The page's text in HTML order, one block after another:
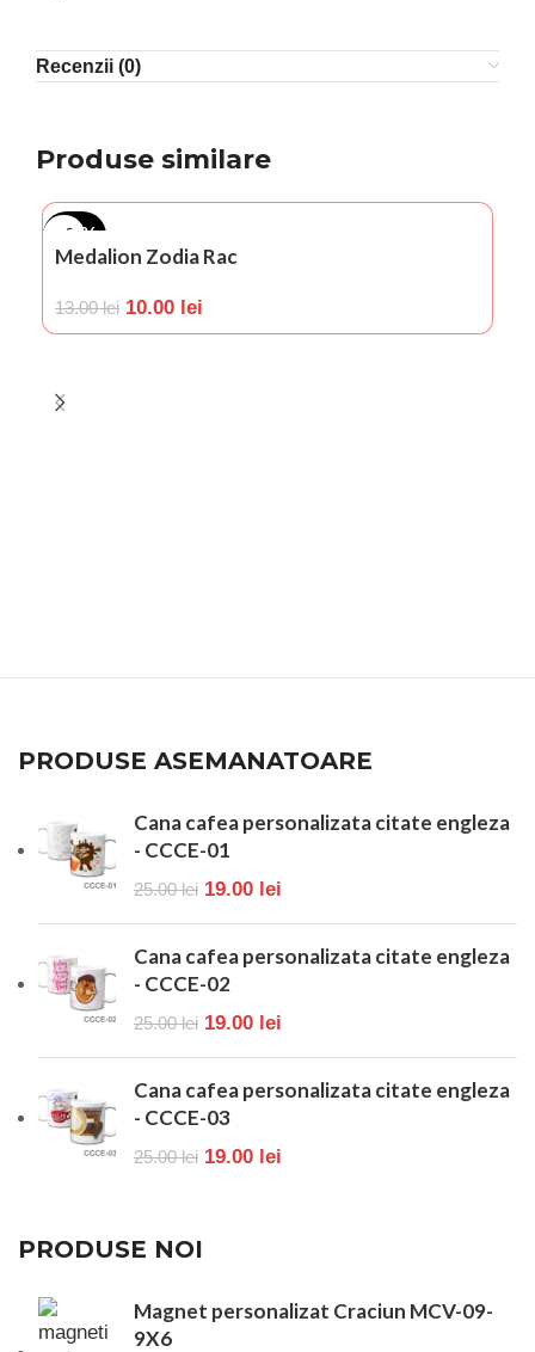
Recenzii (0)
Produse similare
-23%
Medalion Zodia Rac
13.00lei 10.00 lei
PRODUSE ASEMANATOARE
Cana cafea personalizata citate engleza
- CCCE-01
25.00lei 19.00 lei
Cana cafea personalizata citate engleza
- CCCE-02
25.00lei 19.00 lei
Cana cafea personalizata citate engleza
- CCCE-03
25.00lei 19.00 lei
PRODUSE NOI
Magnet personalizat Craciun MCV-09-
9X6